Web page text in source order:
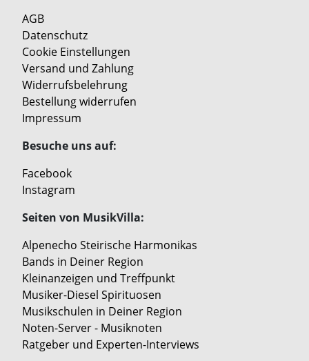
AGB
Datenschutz
Cookie Einstellungen
Versand und Zahlung
Widerrufsbelehrung
Bestellung widerrufen
Impressum
Besuche uns auf:
Facebook
Instagram
Seiten von MusikVilla:
Alpenecho Steirische Harmonikas
Bands in Deiner Region
Kleinanzeigen und Treffpunkt
Musiker-Diesel Spirituosen
Musikschulen in Deiner Region
Noten-Server - Musiknoten
Ratgeber und Experten-Interviews